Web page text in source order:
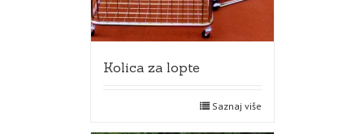
Kolica za lopte
Saznaj više